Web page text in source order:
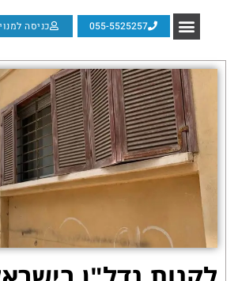
055-5525257 כניסה